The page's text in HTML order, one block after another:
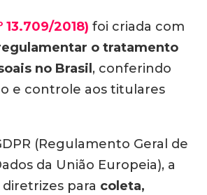
13.709/2018) foi criada com
o tratamento
no Brasil , conferindo
e controle aos titulares
(Regulamento Geral de
da União Europeia), a
para coleta,